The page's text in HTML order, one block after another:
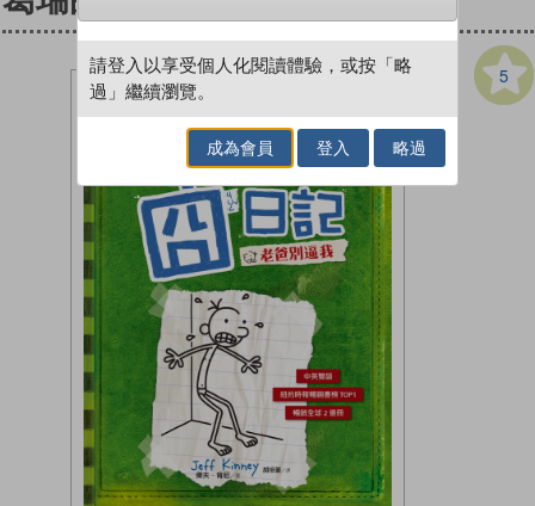
5
請登入以享受個人化閱讀體驗，或按「略
過」繼續瀏覽。
成為會員 登入 略過